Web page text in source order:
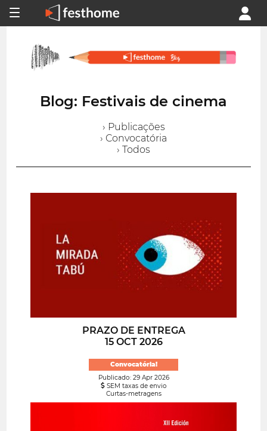
Blog: Festivais de cinema
› Publicações
› Convocatória
› Todos
PRAZO DE ENTREGA
15 OCT 2026
Convocatória!
Publicado: 29 Apr 2026
SEM taxas de envio
Curtas-metragens